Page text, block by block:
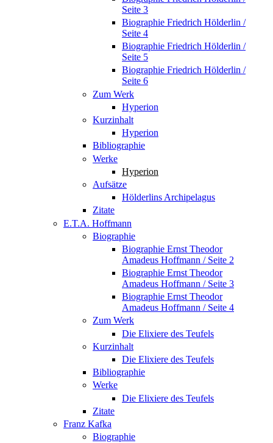
Seite 3
Biographie Friedrich Hölderlin /
Seite 4
Biographie Friedrich Hölderlin /
Seite 5
Biographie Friedrich Hölderlin /
Seite 6
Zum Werk
Hyperion
Kurzinhalt
Hyperion
Bibliographie
Werke
Hyperion
Aufsätze
Hölderlins Archipelagus
Zitate
E.T.A. Hoffmann
Biographie
Biographie Ernst Theodor
Amadeus Hoffmann / Seite 2
Biographie Ernst Theodor
Amadeus Hoffmann / Seite 3
Biographie Ernst Theodor
Amadeus Hoffmann / Seite 4
Zum Werk
Die Elixiere des Teufels
Kurzinhalt
Die Elixiere des Teufels
Bibliographie
Werke
Die Elixiere des Teufels
Zitate
Franz Kafka
Biographie